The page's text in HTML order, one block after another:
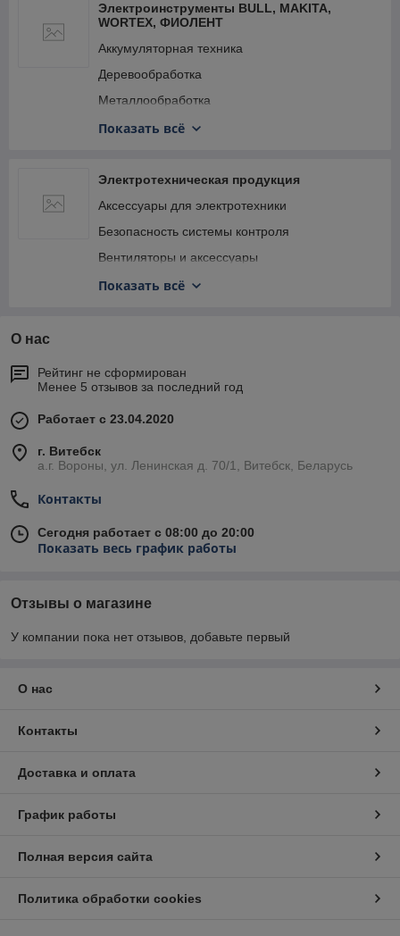
Электроинструменты BULL, MAKITA,
WORTEX, ФИОЛЕНТ
Аккумуляторная техника
Деревообработка
Металлообработка
Обработка бетона
Пиление
Фиксация
Шлифование и полировка
Показать всё
Электротехническая продукция
Аксессуары для электротехники
Безопасность системы контроля
Вентиляторы и аксессуары
Инструменты электрика
Оптические приборы
Отпугиватели уничтожители
Электроустановочные изделия и аксессуары
Показать всё
О нас
Рейтинг не сформирован
Менее 5 отзывов за последний год
Работает с 23.04.2020
г. Витебск
а.г. Вороны, ул. Ленинская д. 70/1, Витебск, Беларусь
Контакты
Сегодня работает с 08:00 до 20:00
Показать весь график работы
Отзывы о магазине
У компании пока нет отзывов, добавьте первый
О нас
Контакты
Доставка и оплата
График работы
Полная версия сайта
Политика обработки cookies